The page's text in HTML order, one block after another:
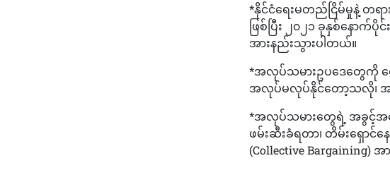
*နိုင်ငံရေးမတည်ငြိမ်မှုနဲ့ တရ
ဖြစ်ပြီး ၂၀၂၁ ခုနှစ်နောက်
အားနည်းသွားပါတယ်။
*အလုပ်သမားဥပဒေတွေကို စ
အလုပ်မလုပ်နိုင်တော့သလို၊ အ
*အလုပ်သမားတွေရဲ့ အခွင့်အ
ဖမ်းဆီးခံရတာ၊ တိမ်းရှောင်
(Collective Bargaining)